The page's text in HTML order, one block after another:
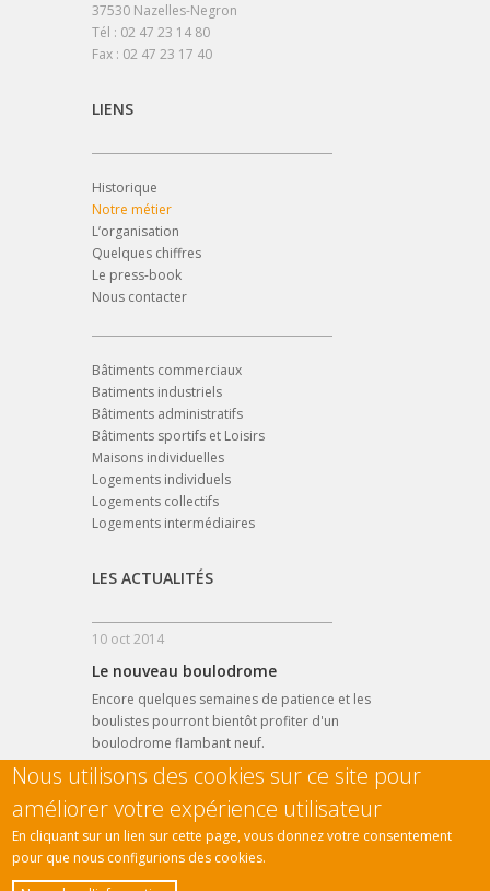
37530 Nazelles-Negron
Tél : 02 47 23 14 80
Fax : 02 47 23 17 40
LIENS
Historique
Notre métier
L’organisation
Quelques chiffres
Le press-book
Nous contacter
Bâtiments commerciaux
Batiments industriels
Bâtiments administratifs
Bâtiments sportifs et Loisirs
Maisons individuelles
Logements individuels
Logements collectifs
Logements intermédiaires
LES ACTUALITÉS
10 oct 2014
Le nouveau boulodrome
Encore quelques semaines de patience et les
boulistes pourront bientôt profiter d'un
boulodrome flambant neuf.
LIRE LA SUITE
Nous utilisons des cookies sur ce site pour
améliorer votre expérience utilisateur
En cliquant sur un lien sur cette page, vous donnez votre consentement
pour que nous configurions des cookies.